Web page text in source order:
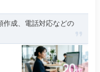
作成、電話対応などの